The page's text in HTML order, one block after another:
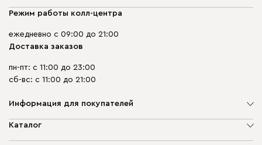
Режим работы колл-центра
ежедневно с 09:00 до 21:00
Доставка заказов
пн-пт: с 11:00 до 23:00
сб-вс: с 11:00 до 21:00
Информация для покупателей
О компании
Каталог